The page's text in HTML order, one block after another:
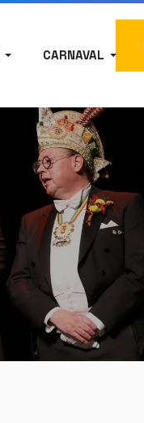
CARNAVAL